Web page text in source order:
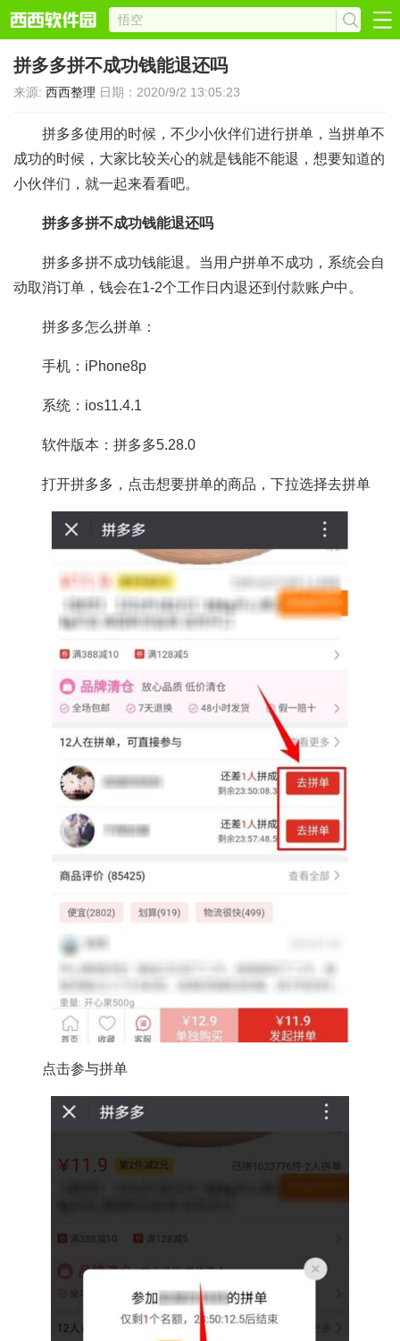
拼多多拼不成功钱能退还吗
来源: 西西整理 日期：2020/9/2 13:05:23
拼多多使用的时候，不少小伙伴们进行拼单，当拼单不
成功的时候，大家比较关心的就是钱能不能退，想要知道的
小伙伴们，就一起来看看吧。
拼多多拼不成功钱能退还吗
拼多多拼不成功钱能退。当用户拼单不成功，系统会自
动取消订单，钱会在1-2个工作日内退还到付款账户中。
拼多多怎么拼单：
手机：iPhone8p
系统：ios11.4.1
软件版本：拼多多5.28.0
打开拼多多，点击想要拼单的商品，下拉选择去拼单
点击参与拼单